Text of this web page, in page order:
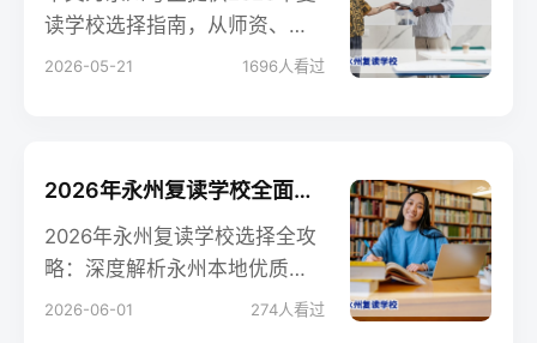
读学校选择指南，从师资、管
理、提分率等维度对比公校复
2026-05-21 1696人看过
2026年永州复读学校全面指南：权威解读、提分策略与择校建议
2026年永州复读学校选择全攻
略：深度解析永州本地优质复
读学校，涵盖招生政策、提分
2026-06-01 274人看过